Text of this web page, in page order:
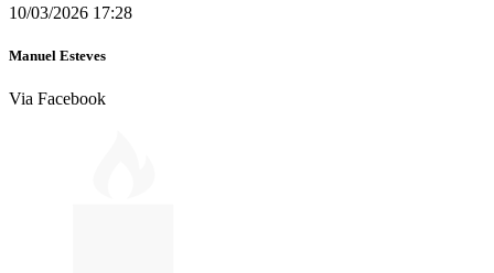
10/03/2026 17:28
Manuel Esteves
Via Facebook